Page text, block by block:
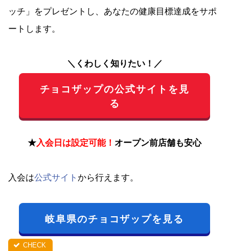
ッチ」をプレゼントし、あなたの健康目標達成をサポ
ートします。
＼くわしく知りたい！／
チョコザップの公式サイトを見
る
★入会日は設定可能！ オープン前店舗も安心
入会は公式サイト から行えます。
岐阜県のチョコザップを見る